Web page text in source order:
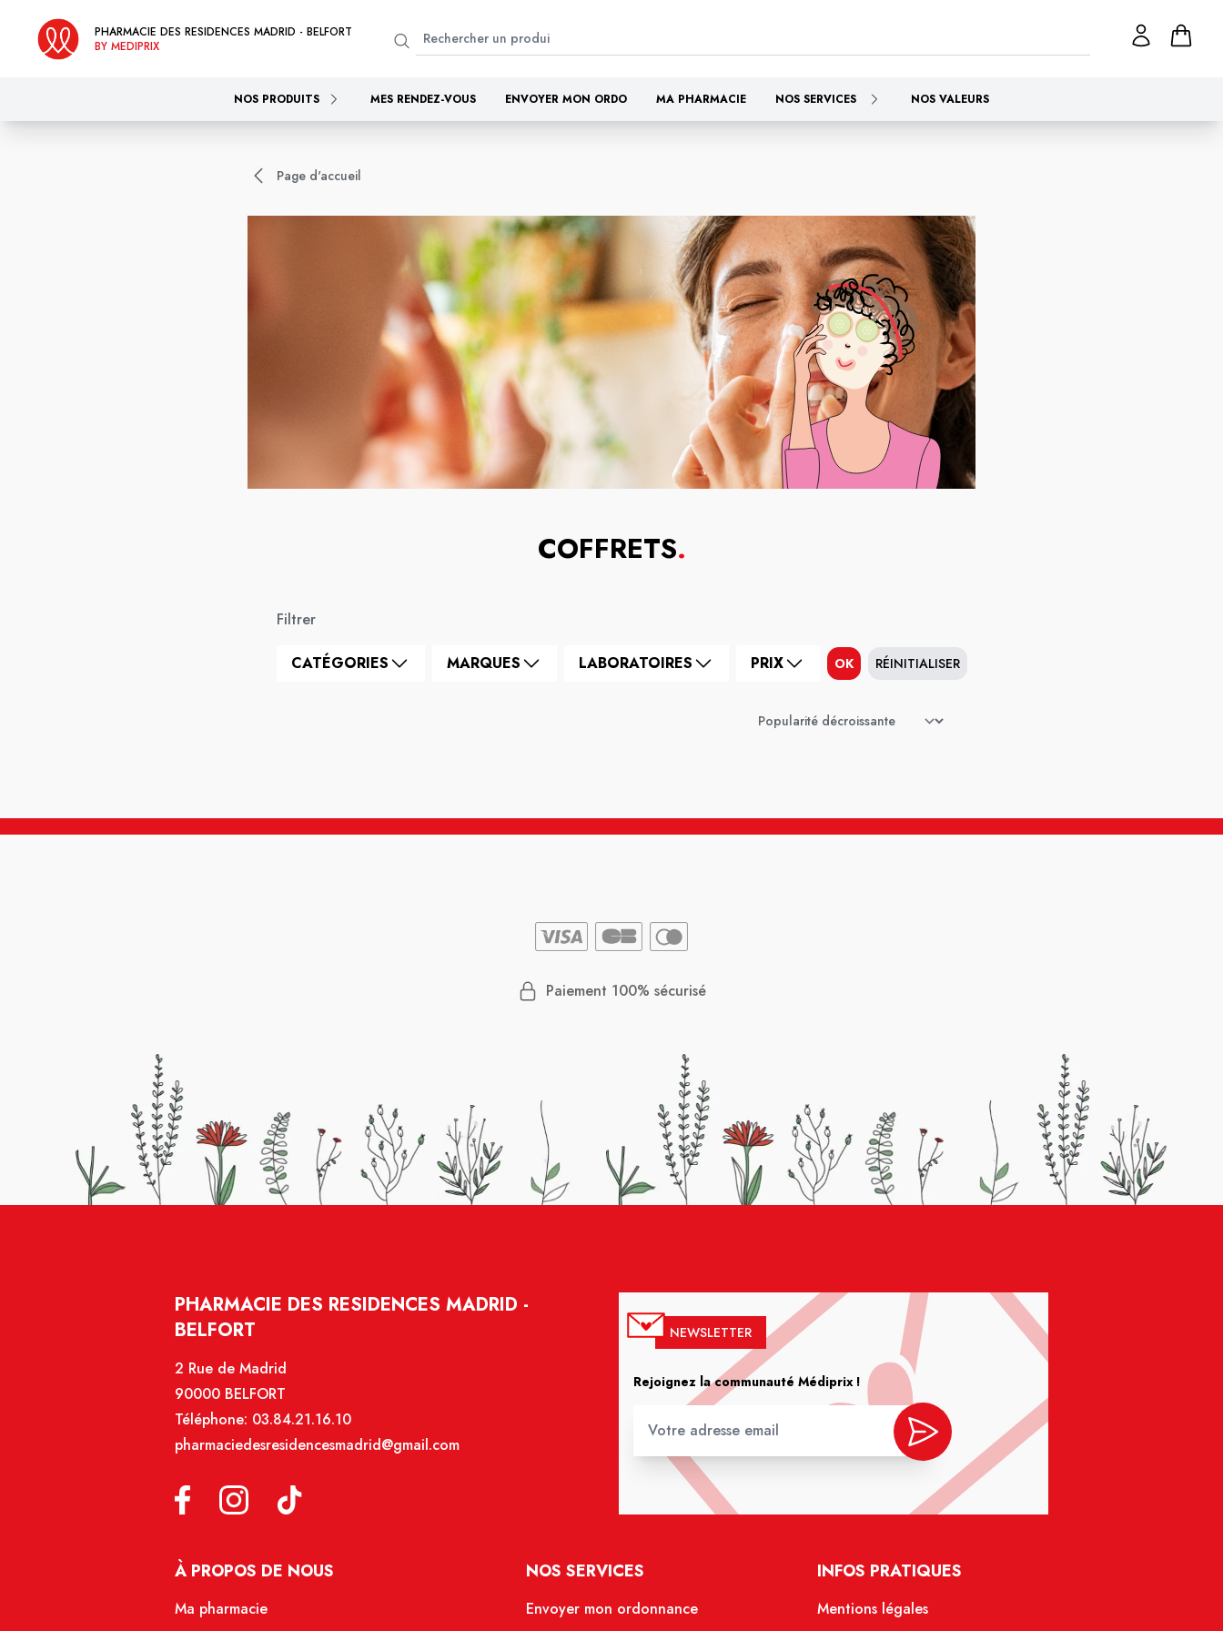
PHARMACIE DES RESIDENCES MADRID - BELFORT
BY MEDIPRIX
NOS PRODUITS MES RENDEZ-VOUS ENVOYER MON ORDO MA PHARMACIE NOS SERVICES NOS VALEURS
Page d'accueil
COFFRETS.
Filtrer
CATÉGORIES MARQUES LABORATOIRES PRIX OK RÉINITIALISER
Paiement 100% sécurisé
PHARMACIE DES RESIDENCES MADRID -
BELFORT
2 Rue de Madrid
90000 BELFORT
Téléphone: 03.84.21.16.10
pharmaciedesresidencesmadrid@gmail.com
NEWSLETTER
Rejoignez la communauté Médiprix !
À PROPOS DE NOUS
Ma pharmacie
NOS SERVICES
Envoyer mon ordonnance
INFOS PRATIQUES
Mentions légales